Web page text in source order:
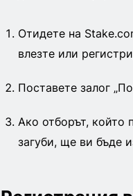
Отидете на
влезте или
Поставете залог
Ако отборът, който
загуби, ще ви бъде